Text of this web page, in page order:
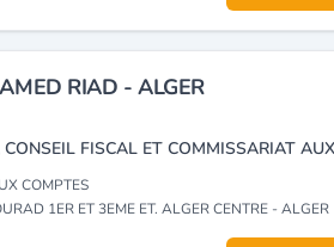
RIAD - ALGER
COMPTES
1ER ET 3EME ET. ALGER CENTRE - ALGER